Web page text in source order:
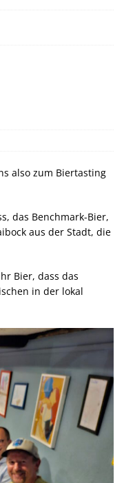
also zum Biertasting
das Benchmark-Bier,
aus der Stadt, die
Bier, dass das
in der lokal